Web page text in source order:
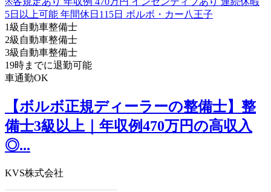
1級自動車整備士
2級自動車整備士
3級自動車整備士
19時までに退勤可能
車通勤OK
【ボルボ正規ディーラーの整備士】整
備士3級以上｜年収例470万円の高収入
◎...
KVS株式会社